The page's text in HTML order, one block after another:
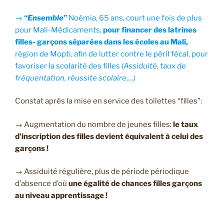
→ “Ensemble” Noémia, 65 ans, court une fois de plus
pour Mali-Médicaments,pour financer des latrines
filles- garçons séparées dans les écoles au Mali,
région de Mopti, afin de lutter contre le péril fécal, pour
favoriser la scolarité des filles (Assiduité, taux de
fréquentation, réussite scolaire,…)
Constat après la mise en service des toilettes “filles”:
→ Augmentation du nombre de jeunes filles:le taux
d’inscription des filles devient équivalent à celui des
garçons !
→ Assiduité régulière, plus de période périodique
d’absence d’où une égalité de chances filles garçons
au niveau apprentissage !